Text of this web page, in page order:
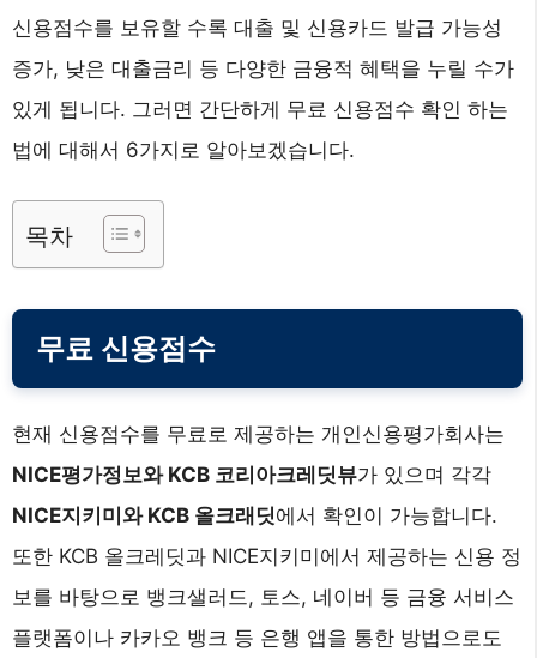
신용점수를 보유할 수록 대출 및 신용카드 발급 가능성
증가, 낮은 대출금리 등 다양한 금융적 혜택을 누릴 수가
있게 됩니다. 그러면 간단하게 무료 신용점수 확인 하는
법에 대해서 6가지로 알아보겠습니다.
목차
무료 신용점수
현재 신용점수를 무료로 제공하는 개인신용평가회사는
NICE평가정보와 KCB 코리아크레딧뷰가 있으며 각각
NICE지키미와 KCB 올크래딧에서 확인이 가능합니다.
또한 KCB 올크레딧과 NICE지키미에서 제공하는 신용 정
보를 바탕으로 뱅크샐러드, 토스, 네이버 등 금융 서비스
플랫폼이나 카카오 뱅크 등 은행 앱을 통한 방법으로도